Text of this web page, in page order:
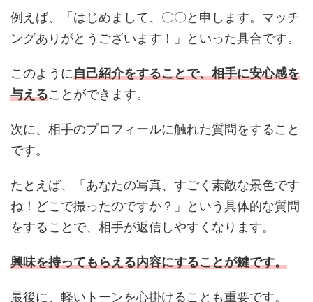
例えば、「はじめまして、〇〇と申します。マッチ
ングありがとうございます！」といった具合です。
このように自己紹介をすることで、相手に安心感を
与える ことができます。
次に、相手のプロフィールに触れた質問をすること
です。
たとえば、「あなたの写真、すごく素敵な景色です
ね！どこで撮ったのですか？」という具体的な質問
をすることで、相手が返信しやすくなります。
興味を持ってもらえる内容にすることが鍵です。
最後に、軽いトーンを心掛けることも重要です。